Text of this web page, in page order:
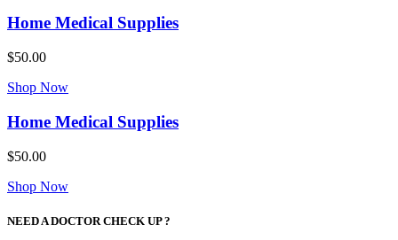
Home Medical Supplies
$50.00
Shop Now
Home Medical Supplies
$50.00
Shop Now
NEED A DOCTOR CHECK UP ?